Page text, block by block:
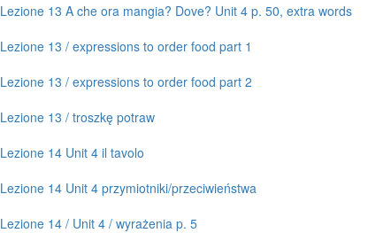
Lezione 13 A che ora mangia? Dove? Unit 4 p. 50, extra words
Lezione 13 / expressions to order food part 1
Lezione 13 / expressions to order food part 2
Lezione 13 / troszkę potraw
Lezione 14 Unit 4 il tavolo
Lezione 14 Unit 4 przymiotniki/przeciwieństwa
Lezione 14 / Unit 4 / wyrażenia p. 5